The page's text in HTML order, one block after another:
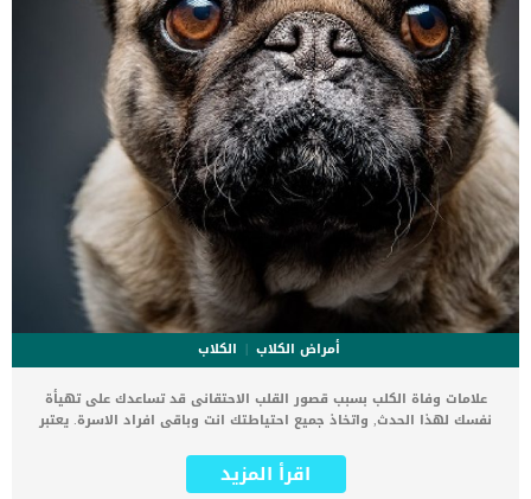
أمراض الكلاب
الكلاب
علامات وفاة الكلب بسبب قصور القلب الاحتقانى قد تساعدك على تهيأة
نفسك لهذا الحدث, واتخاذ جميع احتياطتك انت وباقى افراد الاسرة. يعتبر
يتعرض لها جميع الكائنات الحية بما فى ذلك الكلاب والقطط. كما ان القلب
يعتبر عضوا رئيسيا فى جسم الكلاب, واى قصور به يعتبر قصور فى باقى
اقرأ المزيد